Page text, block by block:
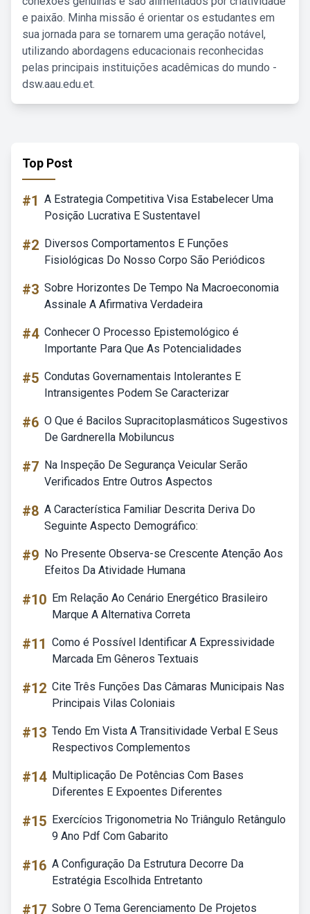
e paixão. Minha missão é orientar os estudantes em
sua jornada para se tornarem uma geração notável,
utilizando abordagens educacionais reconhecidas
pelas principais instituições acadêmicas do mundo -
dsw.aau.edu.et.
Top Post
#1 A Estrategia Competitiva Visa Estabelecer Uma
Posição Lucrativa E Sustentavel
#2 Diversos Comportamentos E Funções
Fisiológicas Do Nosso Corpo São Periódicos
#3 Sobre Horizontes De Tempo Na Macroeconomia
Assinale A Afirmativa Verdadeira
#4 Conhecer O Processo Epistemológico é
Importante Para Que As Potencialidades
#5 Condutas Governamentais Intolerantes E
Intransigentes Podem Se Caracterizar
#6 O Que é Bacilos Supracitoplasmáticos Sugestivos
De Gardnerella Mobiluncus
#7 Na Inspeção De Segurança Veicular Serão
Verificados Entre Outros Aspectos
#8 A Característica Familiar Descrita Deriva Do
Seguinte Aspecto Demográfico:
#9 No Presente Observa-se Crescente Atenção Aos
Efeitos Da Atividade Humana
#10 Em Relação Ao Cenário Energético Brasileiro
Marque A Alternativa Correta
#11 Como é Possível Identificar A Expressividade
Marcada Em Gêneros Textuais
#12 Cite Três Funções Das Câmaras Municipais Nas
Principais Vilas Coloniais
#13 Tendo Em Vista A Transitividade Verbal E Seus
Respectivos Complementos
#14 Multiplicação De Potências Com Bases
Diferentes E Expoentes Diferentes
#15 Exercícios Trigonometria No Triângulo Retângulo
9 Ano Pdf Com Gabarito
#16 A Configuração Da Estrutura Decorre Da
Estratégia Escolhida Entretanto
#17 Sobre O Tema Gerenciamento De Projetos